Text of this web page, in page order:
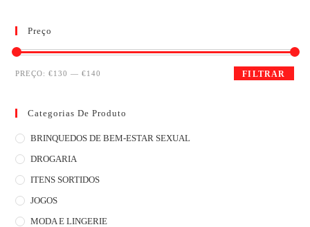
Preço
FILTRAR
PREÇO:€130 —€140
Categorias De Produto
BRINQUEDOS DE BEM-ESTAR SEXUAL
DROGARIA
ITENS SORTIDOS
JOGOS
MODA E LINGERIE